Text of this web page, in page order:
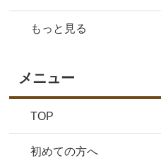
もっと見る
メニュー
TOP
初めての方へ